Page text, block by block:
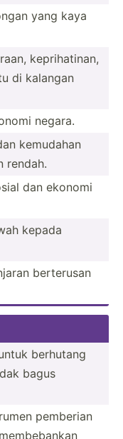
yang kaya
keprih­atinan,
di kalangan
negara.
kemudahan
rendah.
dan ekonomi
kepada
berterusan
berhutang
bagus
pemberian